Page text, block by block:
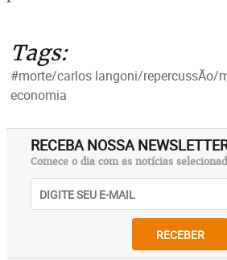
Tags:
#morte/carlos langoni/repercussÃo/
economia
RECEBA NOSSA
Comece o dia com as notícias
RECEBER